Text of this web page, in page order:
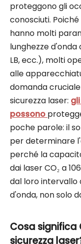
proteggono gli
conosciuti.
hanno molti
lunghezze d'onda
LB, ecc.), molti
alle
domanda
sicurezza laser:
possono
poche parole: il
per determinare
perché la
dai laser CO₂ a
dal loro intervallo
d'onda, non solo
Cosa significa
sicurezza